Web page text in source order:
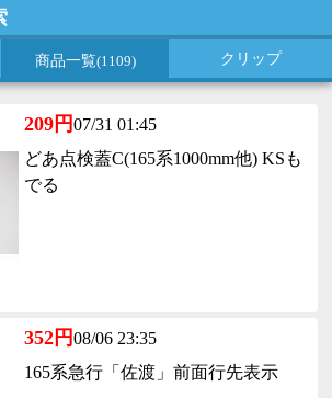
商品一覧(1109) クリップ
209円07/31 01:45
どあ点検蓋C(165系1000mm他) KSも
でる
352円08/06 23:35
165系急行「佐渡」前面行先表示